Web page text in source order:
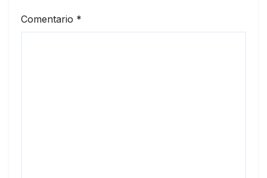
Comentario *